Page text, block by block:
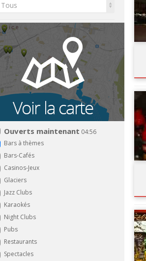
Tous
Ouverts maintenant 04:56
Bars à thèmes
Bars-Cafés
Casinos-Jeux
Glaciers
Jazz Clubs
Karaokés
Night Clubs
Pubs
Restaurants
Spectacles